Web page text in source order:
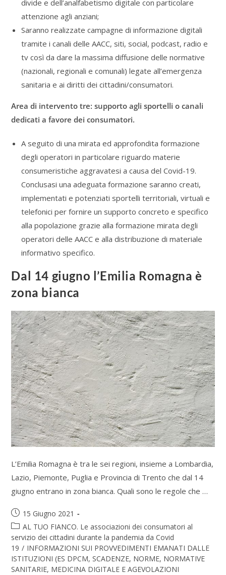
divide e dell’analfabetismo digitale con particolare
attenzione agli anziani;
Saranno realizzate campagne di informazione digitali
tramite i canali delle AACC, siti, social, podcast, radio e
tv così da dare la massima diffusione delle normative
(nazionali, regionali e comunali) legate all’emergenza
sanitaria e ai diritti dei cittadini/consumatori.
Area di intervento tre: supporto agli sportelli o canali
dedicati a favore dei consumatori.
A seguito di una mirata ed approfondita formazione
degli operatori in particolare riguardo materie
consumeristiche aggravatesi a causa del Covid-19.
Conclusasi una adeguata formazione saranno creati,
implementati e potenziati sportelli territoriali, virtuali e
telefonici per fornire un supporto concreto e specifico
alla popolazione grazie alla formazione mirata degli
operatori delle AACC e alla distribuzione di materiale
informativo specifico.
Dal 14 giugno l’Emilia Romagna è
zona bianca
L’Emilia Romagna è tra le sei regioni, insieme a Lombardia,
Lazio, Piemonte, Puglia e Provincia di Trento che dal 14
giugno entrano in zona bianca. Quali sono le regole che …
15 Giugno 2021
AL TUO FIANCO. Le associazioni dei consumatori al
servizio dei cittadini durante la pandemia da Covid
19 / INFORMAZIONI SUI PROVVEDIMENTI EMANATI DALLE
ISTITUZIONI (ES DPCM, SCADENZE, NORME, NORMATIVE
SANITARIE, MEDICINA DIGITALE E AGEVOLAZIONI